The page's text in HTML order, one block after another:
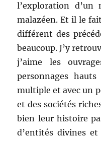
l’exploration d’un
malazéen. Et il le
différent des
beaucoup. J’y
j’aime les
personnages
multiple et avec un
et des sociétés
bien leur histoire
d’entités divines